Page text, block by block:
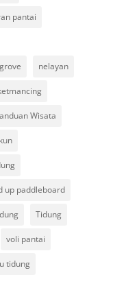
pantai
nelayan
Wisata
up paddleboard
Tidung
voli pantai
tidung